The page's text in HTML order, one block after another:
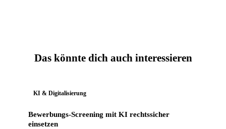
Das könnte dich auch interessieren
KI & Digitalisierung
Bewerbungs-Screening mit KI rechtssicher
einsetzen